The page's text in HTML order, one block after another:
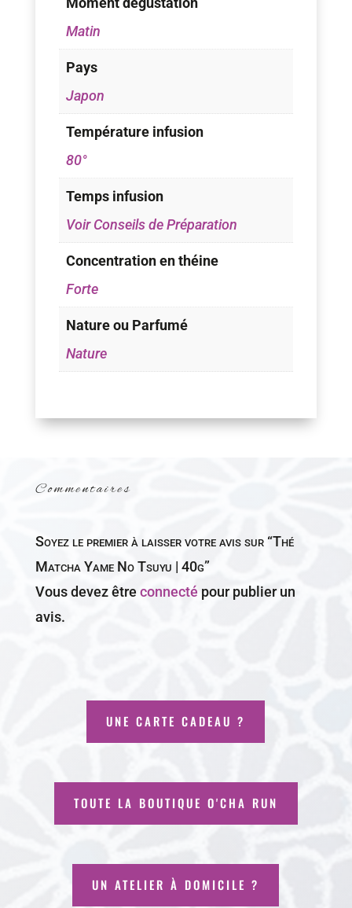
Matin
Pays
Japon
Température infusion
80°
Temps infusion
Voir Conseils de Préparation
Concentration en théine
Forte
Nature ou Parfumé
Nature
Commentaires
Soyez le premier à laisser votre avis sur “Thé
Matcha Yame No Tsuyu | 40g”
Vous devez êtreconnecté pour publier un
avis.
UNE CARTE CADEAU ?
TOUTE LA BOUTIQUE O'CHA RUN
UN ATELIER À DOMICILE ?